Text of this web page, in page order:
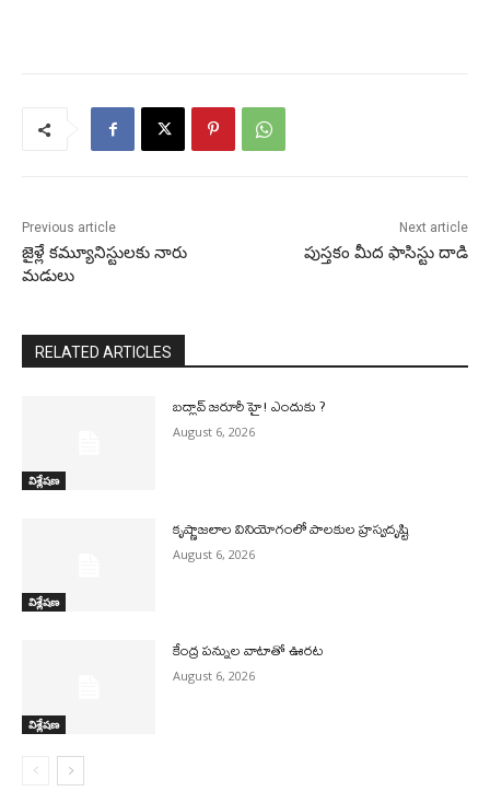
Previous article
జైళ్లే కమ్యూనిస్టులకు నారు
మడులు
Next article
పుస్తకం మీద ఫాసిస్టు దాడి
RELATED ARTICLES
విశ్లేషణ
బద్లావ్ జరూరీ హై! ఎందుకు ?
August 6, 2026
విశ్లేషణ
కృష్ణాజలాల వినియోగంలో పాలకుల హ్రస్వదృష్టి
August 6, 2026
విశ్లేషణ
కేంద్ర పన్నుల వాటాతో ఊరట
August 6, 2026